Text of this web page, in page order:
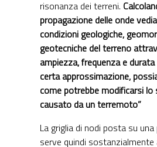
risonanza dei terreni.
propagazione delle onde
condizioni geologiche,
geotecniche del terreno
ampiezza, frequenza e
certa approssimazione,
come potrebbe modificarsi
causato da un terremoto”
La griglia di nodi posta su
serve quindi sostanzialmente